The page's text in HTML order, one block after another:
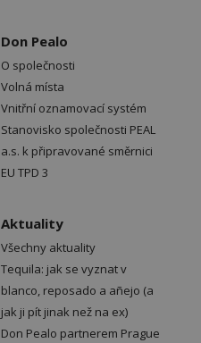
Don Pealo
O společnosti
Volná místa
Vnitřní oznamovací systém
Stanovisko společnosti PEAL
a.s. k připravované směrnici
EU TPD 3
Aktuality
Všechny aktuality
Tequila: jak se vyznat v
blanco, reposado a añejo (a
jak ji pít jinak než na ex)
Don Pealo partnerem Prague